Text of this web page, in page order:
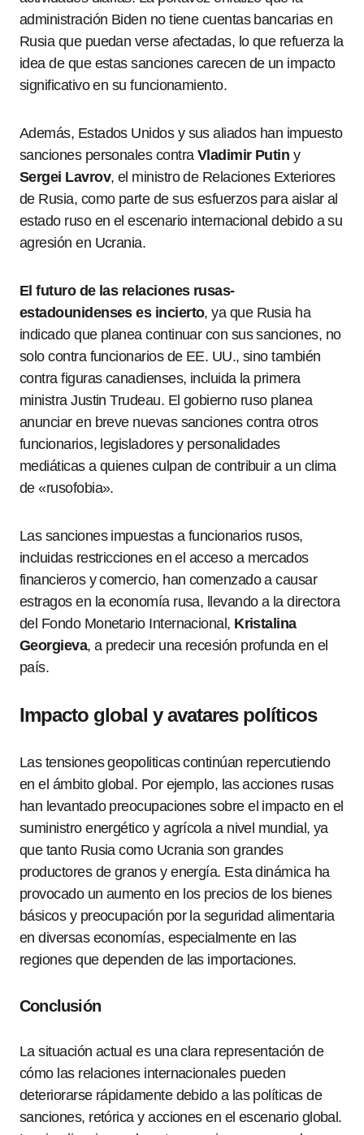
administración Biden no tiene cuentas bancarias en
Rusia que puedan verse afectadas, lo que refuerza la
idea de que estas sanciones carecen de un impacto
significativo en su funcionamiento.
Además, Estados Unidos y sus aliados han impuesto
sanciones personales contra Vladimir Putin y
Sergei Lavrov, el ministro de Relaciones Exteriores
de Rusia, como parte de sus esfuerzos para aislar al
estado ruso en el escenario internacional debido a su
agresión en Ucrania.
El futuro de las relaciones rusas-
estadounidenses es incierto, ya que Rusia ha
indicado que planea continuar con sus sanciones, no
solo contra funcionarios de EE. UU., sino también
contra figuras canadienses, incluida la primera
ministra Justin Trudeau. El gobierno ruso planea
anunciar en breve nuevas sanciones contra otros
funcionarios, legisladores y personalidades
mediáticas a quienes culpan de contribuir a un clima
de «rusofobia».
Las sanciones impuestas a funcionarios rusos,
incluidas restricciones en el acceso a mercados
financieros y comercio, han comenzado a causar
estragos en la economía rusa, llevando a la directora
del Fondo Monetario Internacional, Kristalina
Georgieva, a predecir una recesión profunda en el
país.
Impacto global y avatares políticos
Las tensiones geopoliticas continúan repercutiendo
en el ámbito global. Por ejemplo, las acciones rusas
han levantado preocupaciones sobre el impacto en el
suministro energético y agrícola a nivel mundial, ya
que tanto Rusia como Ucrania son grandes
productores de granos y energía. Esta dinámica ha
provocado un aumento en los precios de los bienes
básicos y preocupación por la seguridad alimentaria
en diversas economías, especialmente en las
regiones que dependen de las importaciones.
Conclusión
La situación actual es una clara representación de
cómo las relaciones internacionales pueden
deteriorarse rápidamente debido a las políticas de
sanciones, retórica y acciones en el escenario global.